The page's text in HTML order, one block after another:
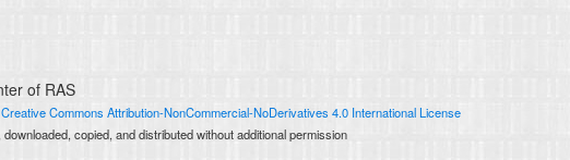
of RAS
Creative Commons Attribution-NonCommercial-NoDerivatives 4.0 International License
copied, and distributed without additional permission